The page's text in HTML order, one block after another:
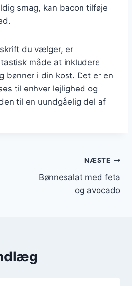
smag, kan bacon tilføje
du vælger, er
måde at inkludere
bønner i din kost. Det er en
til enhver lejlighed og
til en uundgåelig del af
NÆSTE
Bønnesalat med feta
og avocado